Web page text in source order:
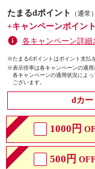
たまるdポイント
（通常）
+キャンペーンポイント
各キャンペーン詳
※たまるdポイントはポイント支払
※表示倍率は各キャンペーンの適
各キャンペーンの適用状況によ
ございます。
dカー
1000円
500円